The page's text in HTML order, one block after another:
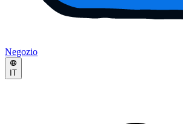
Negozio
IT